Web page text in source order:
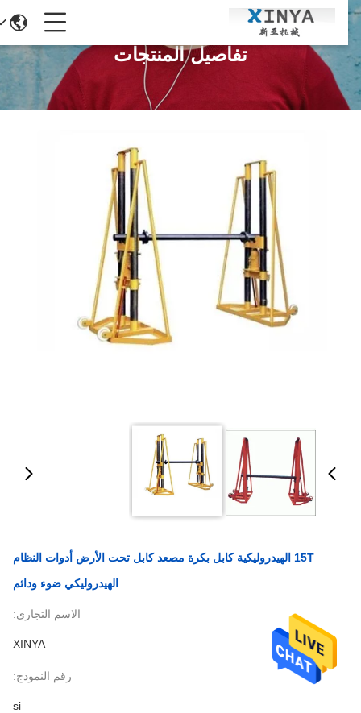
تفاصيل المنتجات
15T الهيدروليكية كابل بكرة مصعد كابل تحت الأرض أدوات النظام
الهيدروليكي ضوء ودائم
الاسم التجاري:
XINYA
رقم النموذج:
si